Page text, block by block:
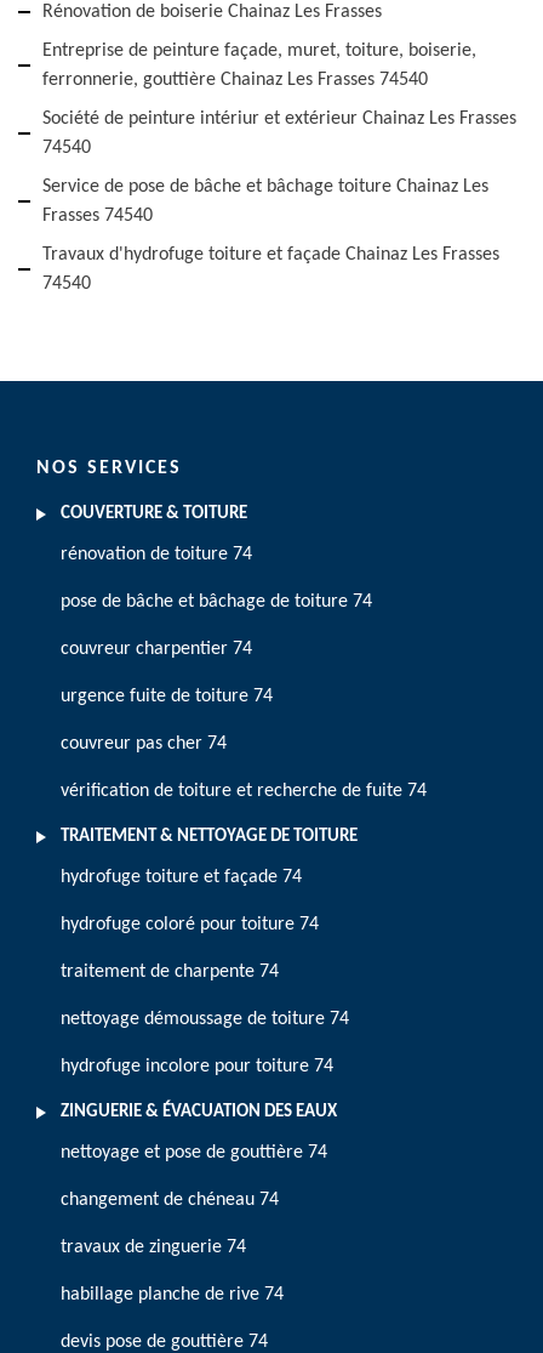
Rénovation de boiserie Chainaz Les Frasses
Entreprise de peinture façade, muret, toiture, boiserie,
ferronnerie, gouttière Chainaz Les Frasses 74540
Société de peinture intériur et extérieur Chainaz Les Frasses
74540
Service de pose de bâche et bâchage toiture Chainaz Les
Frasses 74540
Travaux d'hydrofuge toiture et façade Chainaz Les Frasses
74540
NOS SERVICES
COUVERTURE & TOITURE
rénovation de toiture 74
pose de bâche et bâchage de toiture 74
couvreur charpentier 74
urgence fuite de toiture 74
couvreur pas cher 74
vérification de toiture et recherche de fuite 74
TRAITEMENT & NETTOYAGE DE TOITURE
hydrofuge toiture et façade 74
hydrofuge coloré pour toiture 74
traitement de charpente 74
nettoyage démoussage de toiture 74
hydrofuge incolore pour toiture 74
ZINGUERIE & ÉVACUATION DES EAUX
nettoyage et pose de gouttière 74
changement de chéneau 74
travaux de zinguerie 74
habillage planche de rive 74
devis pose de gouttière 74